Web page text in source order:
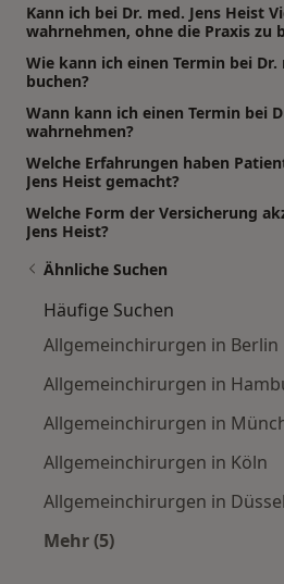
Kann ich bei Dr. med. Jens Heist
wahrnehmen, ohne die Praxis zu
Wie kann ich einen Termin bei Dr.
buchen?
Wann kann ich einen Termin bei
wahrnehmen?
Welche Erfahrungen haben
Jens Heist gemacht?
Welche Form der Versicherung
Jens Heist?
Ähnliche Suchen
Häufige Suchen
Allgemeinchirurgen in Berlin
Allgemeinchirurgen in
Allgemeinchirurgen in
Allgemeinchirurgen in Köln
Allgemeinchirurgen in
Mehr (5)